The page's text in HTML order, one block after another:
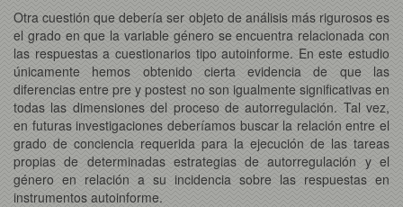
Otra cuestión que debería ser objeto de análisis más rigurosos es
el grado en que la variable género se encuentra relacionada con
las respuestas a cuestionarios tipo autoinforme. En este estudio
únicamente hemos obtenido cierta evidencia de que las
diferencias entre pre y postest no son igualmente significativas en
todas las dimensiones del proceso de autorregulación. Tal vez,
en futuras investigaciones deberíamos buscar la relación entre el
grado de conciencia requerida para la ejecución de las tareas
propias de determinadas estrategias de autorregulación y el
género en relación a su incidencia sobre las respuestas en
instrumentos autoinforme.